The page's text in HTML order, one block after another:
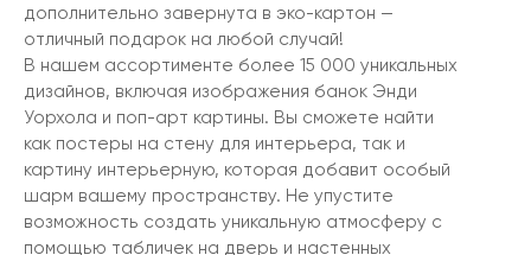
дополнительно завернута в эко-картон —
отличный подарок на любой случай!
В нашем ассортименте более 15 000 уникальных
дизайнов, включая изображения банок Энди
Уорхола и поп-арт картины. Вы сможете найти
как постеры на стену для интерьера, так и
картину интерьерную, которая добавит особый
шарм вашему пространству. Не упустите
возможность создать уникальную атмосферу с
помощью табличек на дверь и настенных